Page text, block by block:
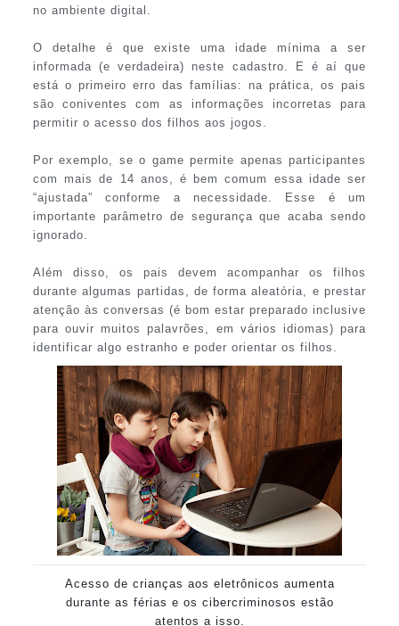
no ambiente digital.
O detalhe é que existe uma idade mínima a ser
informada (e verdadeira) neste cadastro. E é aí que
está o primeiro erro das famílias: na prática, os pais
são coniventes com as informações incorretas para
permitir o acesso dos filhos aos jogos.
Por exemplo, se o game permite apenas participantes
com mais de 14 anos, é bem comum essa idade ser
“ajustada” conforme a necessidade. Esse é um
importante parâmetro de segurança que acaba sendo
ignorado.
Além disso, os pais devem acompanhar os filhos
durante algumas partidas, de forma aleatória, e prestar
atenção às conversas (é bom estar preparado inclusive
para ouvir muitos palavrões, em vários idiomas) para
identificar algo estranho e poder orientar os filhos.
Acesso de crianças aos eletrônicos aumenta
durante as férias e os cibercriminosos estão
atentos a isso.